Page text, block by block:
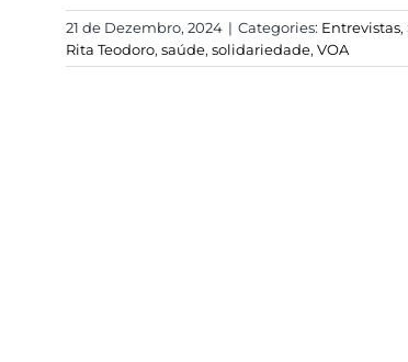
21 de Dezembro, 2024 | Categories: Entrevistas,
Rita Teodoro, saúde, solidariedade, VOA